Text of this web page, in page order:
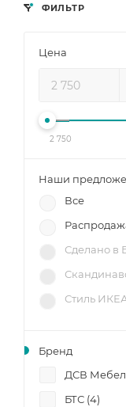
ФИЛЬТР
Цена
2 750
Наши
Все
Сделано в
Стиль
Бренд
ДСВ
БТС (4)